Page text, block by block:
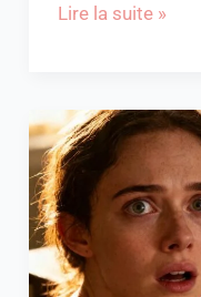
Lire la suite »
Comprendre
le
rêve
de
la
mort